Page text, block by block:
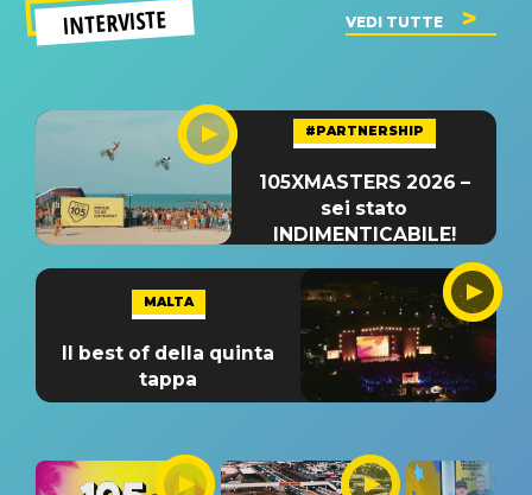
INTERVISTE VEDI TUTTE
#PARTNERSHIP
105XMASTERS 2026 –
sei stato
INDIMENTICABILE!
MALTA
Il best of della quinta
tappa